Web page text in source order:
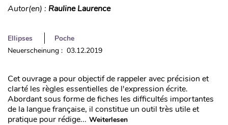
Autor(en) : Rauline Laurence
Ellipses
Poche
Neuerscheinung : 03.12.2019
Cet ouvrage a pour objectif de rappeler avec précision et
clarté les règles essentielles de l'expression écrite.
Abordant sous forme de fiches les difficultés importantes
de la langue française, il constitue un outil très utile et
pratique pour rédige... Weiterlesen